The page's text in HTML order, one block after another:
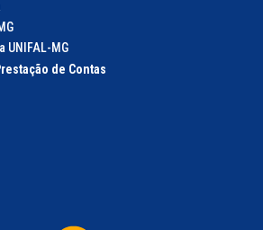
UNIFAL-MG
de Contas